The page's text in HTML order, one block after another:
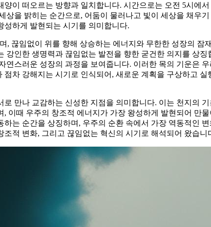
이 떠오르는 방향과 일치합니다. 시간으로는 오전 5시에
을 밝히는 순간으로, 어둠이 물러나고 빛이 세상을 채우
성하게 발현되는 시기를 의미합니다.
, 끊임없이 위를 향해 상승하는 에너지와 무한한 성장의
강인한 생명력과 끊임없는 발전을 향한 굳건한 의지를 상
스러운 성장의 과정을 보여줍니다. 이러한 목의 기운은
차 강해지는 시기로 인식되어, 새로운 계획을 구상하고
만나 교감하는 신성한 지점을 의미합니다. 이는 천지의
이때 우주의 창조적 에너지가 가장 왕성하게 발현되어 만
는 순간을 상징하며, 우주의 순환 속에서 가장 역동적인
적 변화, 그리고 끊임없는 혁신의 시기로 해석되어 왔습니